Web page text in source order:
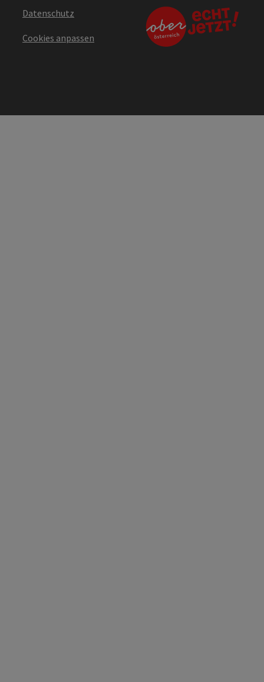
Datenschutz
Cookies anpassen